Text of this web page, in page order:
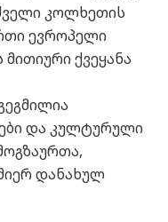
კოლხეთის
ევროპელი
ქვეყანა
და კულტურული
დანახულ